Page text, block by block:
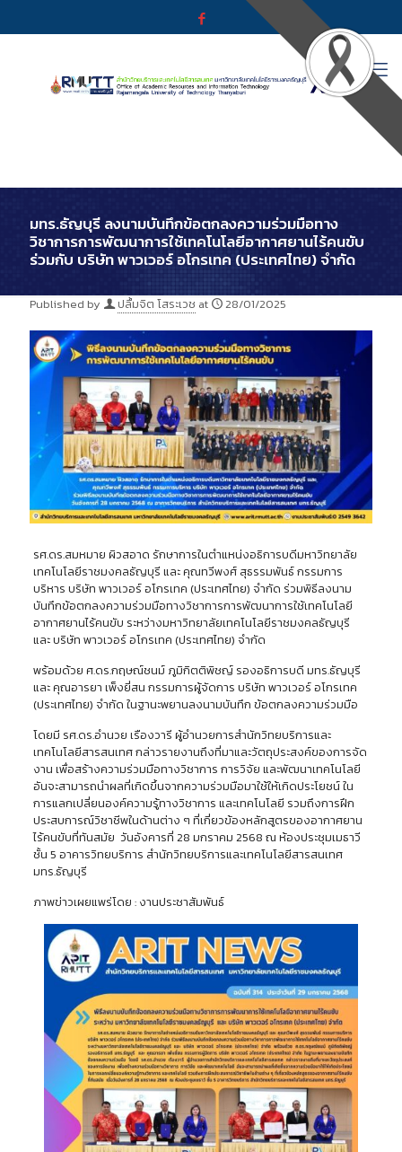
มทร.ธัญบุรี ลงนามบันทึกข้อตกลงความร่วมมือทาง
วิชาการการพัฒนาการใช้เทคโนโลยีอากาศยานไร้คนขับ
ร่วมกับ บริษัท พาวเวอร์ อโกรเทค (ประเทศไทย) จำกัด
Published by ปลื้มจิต โสระเวช at 28/01/2025
รศ.ดร.สมหมาย ผิวสอาด รักษาการในตำแหน่งอธิการบดีมหาวิทยาลัย
เทคโนโลยีราชมงคลธัญบุรี และ คุณทวีพงศ์ สุธรรมพันธ์ กรรมการ
บริหาร บริษัท พาวเวอร์ อโกรเทค (ประเทศไทย) จำกัด ร่วมพิธีลงนาม
บันทึกข้อตกลงความร่วมมือทางวิชาการการพัฒนาการใช้เทคโนโลยี
อากาศยานไร้คนขับ ระหว่างมหาวิทยาลัยเทคโนโลยีราชมงคลธัญบุรี
และ บริษัท พาวเวอร์ อโกรเทค (ประเทศไทย) จำกัด
พร้อมด้วย ศ.ดร.กฤษณ์ชนม์ ภูมิกิตติพิชญ์ รองอธิการบดี มทร.ธัญบุรี
และ คุณอารยา เพ็งยี่สน กรรมการผู้จัดการ บริษัท พาวเวอร์ อโกรเทค
(ประเทศไทย) จำกัด ในฐานะพยานลงนามบันทึก ข้อตกลงความร่วมมือ
โดยมี รศ.ดร.อำนวย เรืองวารี ผู้อำนวยการสำนักวิทยบริการและ
เทคโนโลยีสารสนเทศ กล่าวรายงานถึงที่มาและวัตถุประสงค์ของการจัด
งาน เพื่อสร้างความร่วมมือทางวิชาการ การวิจัย และพัฒนาเทคโนโลยี
อันจะสามารถนำผลที่เกิดขึ้นจากความร่วมมือมาใช้ให้เกิดประโยชน์ ใน
การแลกเปลี่ยนองค์ความรู้ทางวิชาการ และเทคโนโลยี รวมถึงการฝึก
ประสบการณ์วิชาชีพในด้านต่าง ๆ ที่เกี่ยวข้องหลักสูตรของอากาศยาน
ไร้คนขับที่ทันสมัย วันอังคารที่ 28 มกราคม 2568 ณ ห้องประชุมเมธาวี
ชั้น 5 อาคารวิทยบริการ สำนักวิทยบริการและเทคโนโลยีสารสนเทศ
มทร.ธัญบุรี
ภาพข่าวเผยแพร่โดย : งานประชาสัมพันธ์